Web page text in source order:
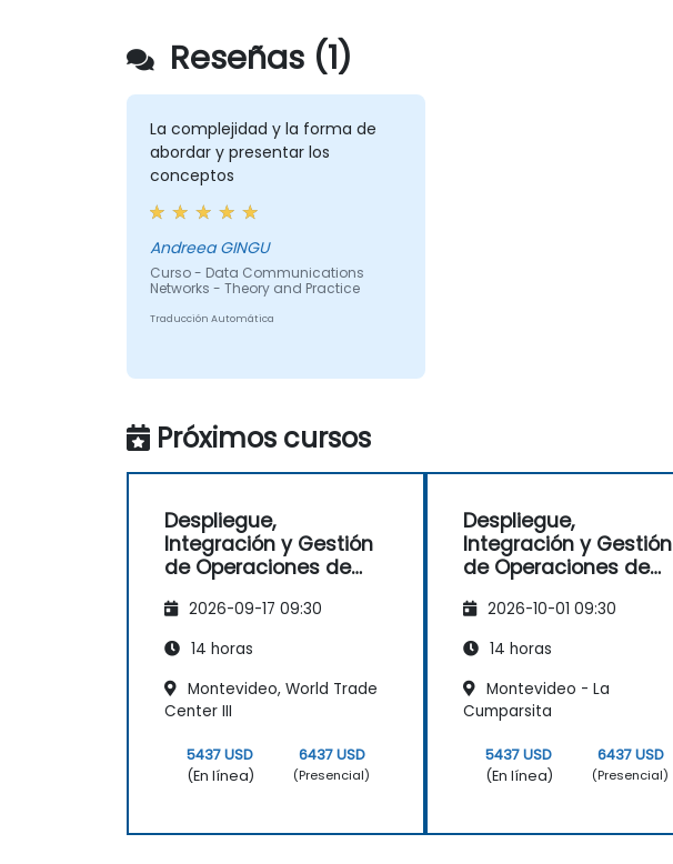
Reseñas (1)
La complejidad y la forma de
abordar y presentar los
conceptos
Andreea GINGU
Curso - Data Communications
Networks - Theory and Practice
Traducción Automática
Próximos cursos
Despliegue,
Integración y Gestión
de Operaciones de
Telecomunicaciones
(2G–5G & Wi-Fi
Empresarial)
2026-09-17 09:30
14 horas
Montevideo, World Trade
Center III
5437 USD
(En línea)
6437 USD
(Presencial)
Despliegue,
Integración y Gestión
de Operaciones de
Telecomunicaciones
(2G–5G & Wi-Fi
Empresarial)
2026-10-01 09:30
14 horas
Montevideo - La
Cumparsita
5437 USD
(En línea)
6437 USD
(Presencial)